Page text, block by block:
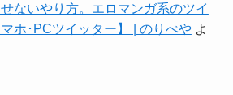
ないやり方。エロマンガ系のツイ
ホ･PCツイッター】 | のりべやよ